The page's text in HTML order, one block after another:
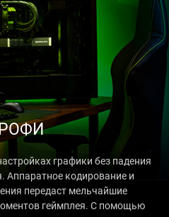
графики без падения
Аппаратное кодирование и
передаст мельчайшие
геймплея. C помощью